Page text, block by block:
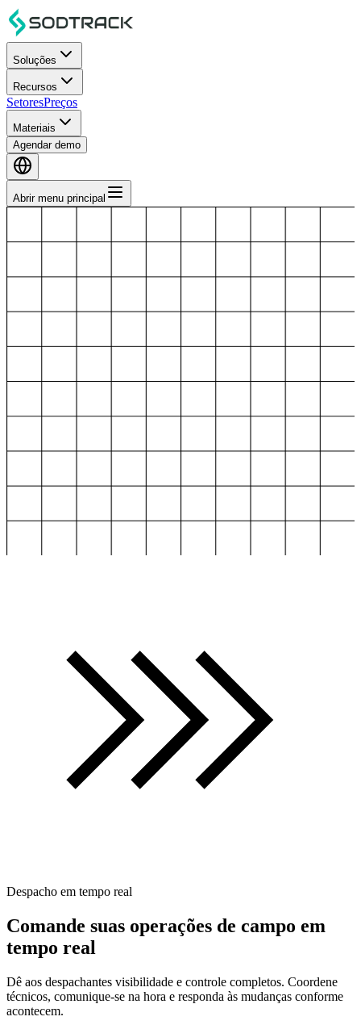
Soluções
Recursos
SetoresPreços
Materiais
Agendar demo
Abrir menu principal
Despacho em tempo real
Comande suas operações de campo em
tempo real
Dê aos despachantes visibilidade e controle completos. Coordene
técnicos, comunique-se na hora e responda às mudanças conforme
acontecem.